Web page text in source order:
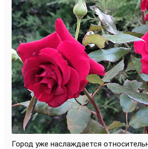
Город уже наслаждается